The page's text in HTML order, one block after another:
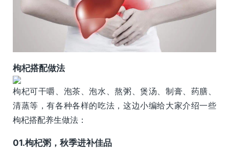
枸杞搭配做法
枸杞可干嚼、泡茶、泡水、熬粥、煲汤、制膏、药膳、
清蒸等，有各种各样的吃法，这边小编给大家介绍一些
枸杞搭配养生做法：
01.枸杞粥，秋季进补佳品